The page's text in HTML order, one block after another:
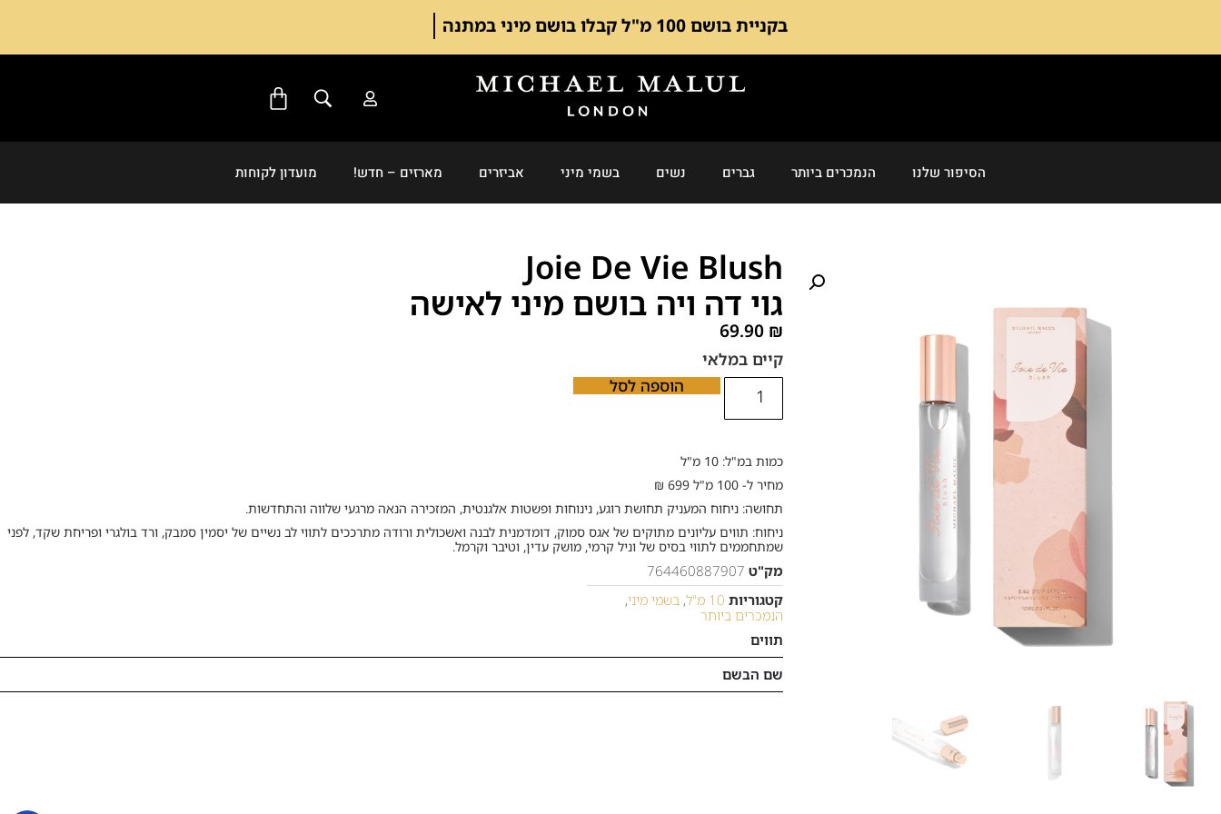
בקניית בושם 100 מ"ל קבלו בושם מיני במתנה
הסיפור שלנו הנמכרים ביותר גברים נשים בשמי מיני אביזרים מארזים – חדש! מועדון לקוחות
Joie De Vie Blush
גוי דה ויה בושם מיני לאישה
69.90 ₪
קיים במלאי
הוספה לסל
כמות במ"ל: 10 מ"ל
מחיר ל- 100 מ"ל 699 ₪
תחושה: ניחוח המעניק תחושת רוגע, נינוחות ופשטות אלגנטית, המזכירה הנאה מרגעי שלווה והתחדשות.
ניחוח: תווים עליונים מתוקים של אגס סמוק, דומדמנית לבנה ואשכולית ורודה מתרככים לתווי לב נשיים של יסמין סמבק, ורד בולגרי ופריחת שקד, לפני
שמתחממים לתווי בסיס של וניל קרמי, מושק עדין, וטיבר וקרמל.
מק"ט 764460887907
קטגוריות 10 מ"ל ,בשמי מיני,
הנמכרים ביותר
תווים
שם הבשם